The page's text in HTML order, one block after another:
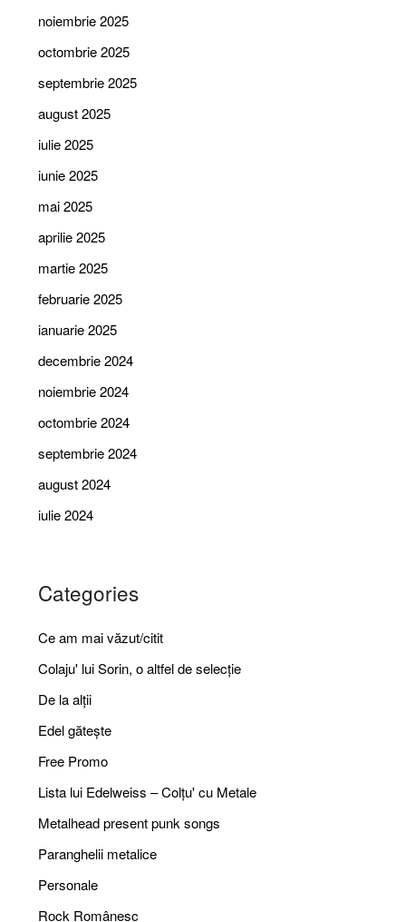
noiembrie 2025
octombrie 2025
septembrie 2025
august 2025
iulie 2025
iunie 2025
mai 2025
aprilie 2025
martie 2025
februarie 2025
ianuarie 2025
decembrie 2024
noiembrie 2024
octombrie 2024
septembrie 2024
august 2024
iulie 2024
Categories
Ce am mai văzut/citit
Colaju' lui Sorin, o altfel de selecție
De la alții
Edel gătește
Free Promo
Lista lui Edelweiss – Colțu' cu Metale
Metalhead present punk songs
Paranghelii metalice
Personale
Rock Românesc